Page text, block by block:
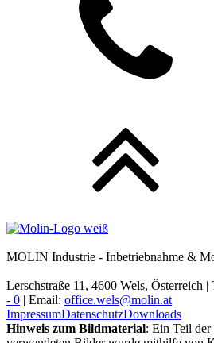
MOLIN Industrie - Inbetriebnahme &
Lerschstraße 11, 4600 Wels, Österreich |
- 0 | Email: office.wels@molin.at
ImpressumDatenschutzDownloads
Hinweis zum Bildmaterial: Ein Teil der